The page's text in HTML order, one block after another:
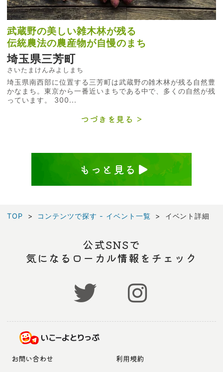
武蔵野の美しい雑木林が残る
伝統農法の農産物が自慢のまち
埼玉県三芳町
さいたまけんみよしまち
埼玉県南西部に位置する三芳町は武蔵野の雑木林が残る自然豊
かなまち。東京から一番近いまちである中で、多くの自然が残
っています。 300...
つづきを見る
もっと見る
TOP コンテンツで探す - イベント一覧 イベント詳細
公式SNSで
気になるローカル情報をチェック
お問い合わせ
利用規約